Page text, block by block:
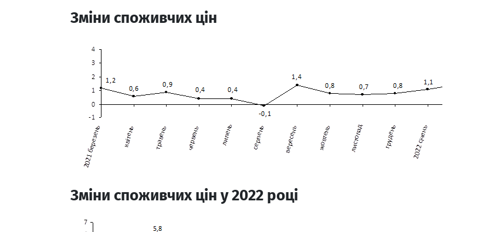
Зміни споживчих цін
Зміни споживчих цін у 2022 році